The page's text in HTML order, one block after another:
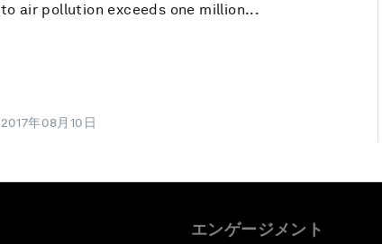
to air pollution exceeds one million...
2017年08月10日
エンゲージメント